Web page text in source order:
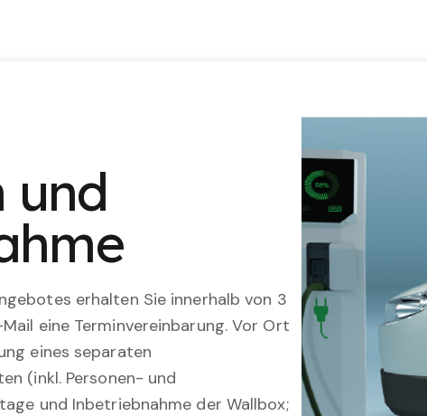
und
erhalten Sie innerhalb von 3
eine Terminvereinbarung. Vor Ort
eines separaten
(inkl. Personen- und
und Inbetriebnahme der Wallbox;